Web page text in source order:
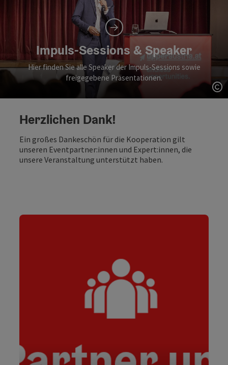
Impuls-Sessions & Speaker
Hier finden Sie alle Speaker der Impuls-Sessions sowie
freigegebene Präsentationen.
Herzlichen Dank!
Ein großes Dankeschön für die Kooperation gilt
unseren Eventpartner:innen und Expert:innen, die
unsere Veranstaltung unterstützt haben.